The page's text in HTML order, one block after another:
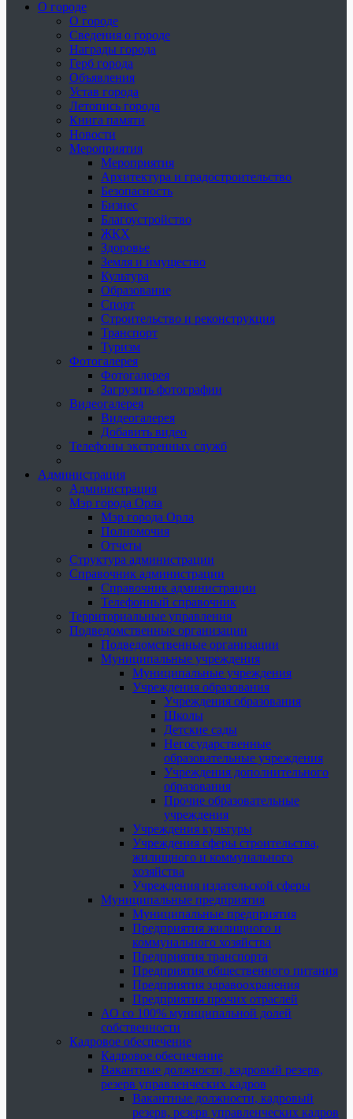
О городе
О городе
Сведения о городе
Награды города
Герб города
Объявления
Устав города
Летопись города
Книга памяти
Новости
Мероприятия
Мероприятия
Архитектура и градостроительство
Безопасность
Бизнес
Благоустройство
ЖКХ
Здоровье
Земля и имущество
Культура
Образование
Спорт
Строительство и реконструкция
Транспорт
Туризм
Фотогалерея
Фотогалерея
Загрузить фотографии
Видеогалерея
Видеогалерея
Добавить видео
Телефоны экстренных служб
Администрация
Администрация
Мэр города Орла
Мэр города Орла
Полномочия
Отчеты
Структура администрации
Справочник администрации
Справочник администрации
Телефонный справочник
Территориальные управления
Подведомственные организации
Подведомственные организации
Муниципальные учреждения
Муниципальные учреждения
Учреждения образования
Учреждения образования
Школы
Детские сады
Негосударственные
образовательные учреждения
Учреждения дополнительного
образования
Прочие образовательные
учреждения
Учреждения культуры
Учреждения сферы строительства,
жилищного и коммунального
хозяйства
Учреждения издательской сферы
Муниципальные предприятия
Муниципальные предприятия
Предприятия жилищного и
коммунального хозяйства
Предприятия транспорта
Предприятия общественного питания
Предприятия здравоохранения
Предприятия прочих отраслей
АО со 100% муниципальной долей
собственности
Кадровое обеспечение
Кадровое обеспечение
Вакантные должности, кадровый резерв,
резерв управленческих кадров
Вакантные должности, кадровый
резерв, резерв управленческих кадров